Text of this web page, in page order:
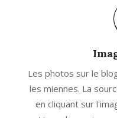
Les photos sur le
les miennes. La
en cliquant sur